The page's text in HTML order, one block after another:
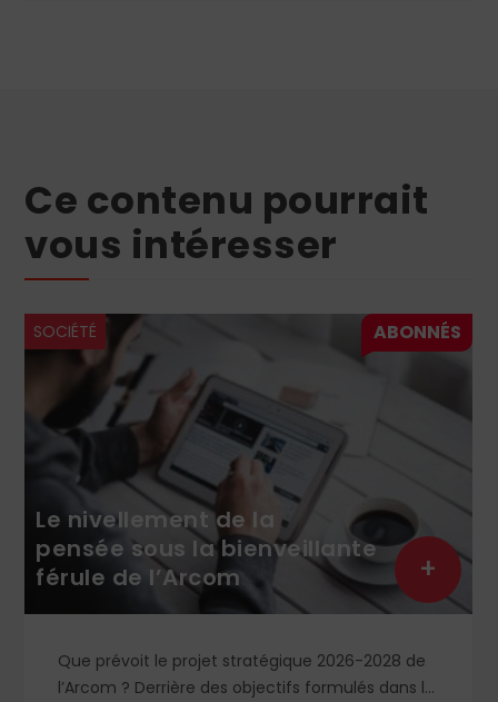
Ce contenu pourrait
vous intéresser
SOCIÉTÉ
Le nivellement de la
pensée sous la bienveillante
férule de l’Arcom
Que prévoit le projet stratégique 2026-2028 de
l’Arcom ? Derrière des objectifs formulés dans le
+